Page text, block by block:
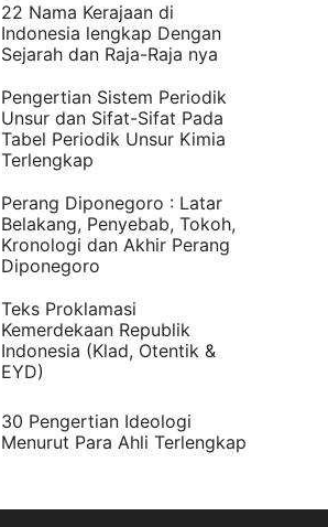
22 Nama Kerajaan di
Indonesia lengkap Dengan
Sejarah dan Raja-Raja nya
Pengertian Sistem Periodik
Unsur dan Sifat-Sifat Pada
Tabel Periodik Unsur Kimia
Terlengkap
Perang Diponegoro : Latar
Belakang, Penyebab, Tokoh,
Kronologi dan Akhir Perang
Diponegoro
Teks Proklamasi
Kemerdekaan Republik
Indonesia (Klad, Otentik &
EYD)
30 Pengertian Ideologi
Menurut Para Ahli Terlengkap